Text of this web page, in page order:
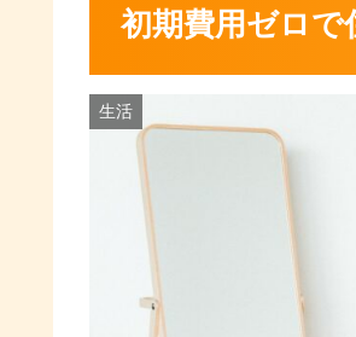
初期費用ゼロで
生活